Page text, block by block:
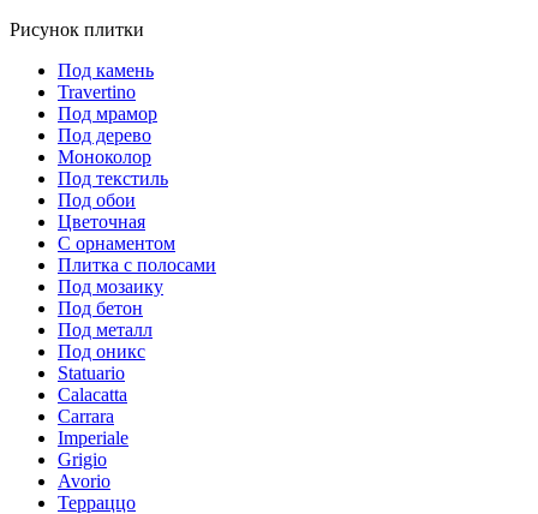
Рисунок плитки
Под камень
Travertino
Под мрамор
Под дерево
Моноколор
Под текстиль
Под обои
Цветочная
С орнаментом
Плитка с полосами
Под мозаику
Под бетон
Под металл
Под оникс
Statuario
Calacatta
Carrara
Imperiale
Grigio
Avorio
Терраццо